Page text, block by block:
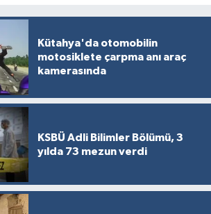
Kütahya'da otomobilin
motosiklete çarpma anı araç
kamerasında
KSBÜ Adli Bilimler Bölümü, 3
yılda 73 mezun verdi